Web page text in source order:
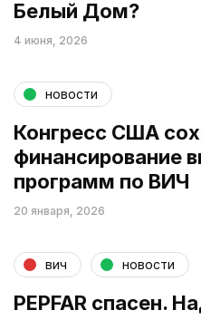
Белый Дом?
4 июня, 2026
новости
Конгресс США
финансирование
программ по ВИЧ
20 января, 2026
вич новости
PEPFAR спасен.